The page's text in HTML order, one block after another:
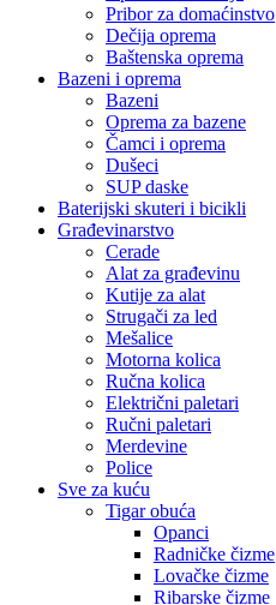
Pribor za domaćinstvo
Dečija oprema
Baštenska oprema
Bazeni i oprema
Bazeni
Oprema za bazene
Čamci i oprema
Dušeci
SUP daske
Baterijski skuteri i bicikli
Građevinarstvo
Cerade
Alat za građevinu
Kutije za alat
Strugači za led
Mešalice
Motorna kolica
Ručna kolica
Električni paletari
Ručni paletari
Merdevine
Police
Sve za kuću
Tigar obuća
Opanci
Radničke čizme
Lovačke čizme
Ribarske čizme